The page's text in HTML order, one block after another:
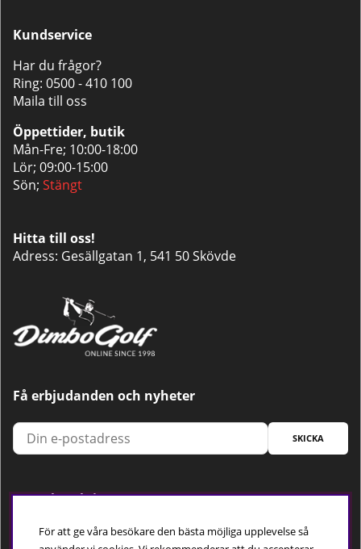
Kundservice
Har du frågor?
Ring: 0500 - 410 100
Maila till oss
Öppettider, butik
Mån-Fre; 10:00-18:00
Lör; 09:00-15:00
Sön; Stängt
Hitta till oss!
Adress: Gesällgatan 1, 541 50 Skövde
Få erbjudanden och nyheter
SKICKA
Trygg betalning
För att ge våra besökare den bästa möjliga upplevelse så